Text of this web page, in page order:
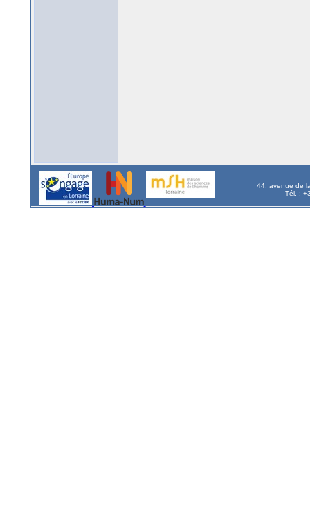
44, avenue de
Tél. :